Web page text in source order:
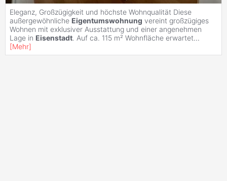
Eleganz, Großzügigkeit und höchste Wohnqualität Diese
außergewöhnliche Eigentumswohnung vereint großzügiges
Wohnen mit exklusiver Ausstattung und einer angenehmen
Lage in Eisenstadt. Auf ca. 115 m² Wohnfläche erwartet...
[Mehr]